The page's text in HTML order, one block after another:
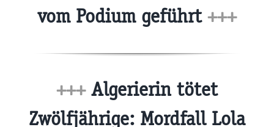
vom Podium geführt +++
+++Algerierin tötet
Zwölfjährige: Mordfall Lola